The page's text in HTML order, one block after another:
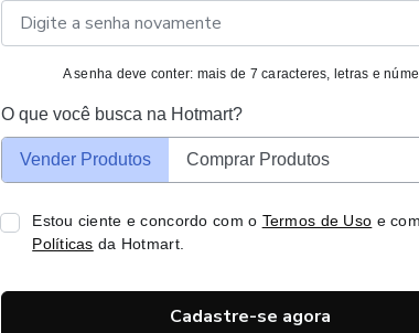
A senha deve conter: mais de 7 caracteres, letras e
O que você busca na Hotmart?
Vender Produtos Comprar Produtos
Estou ciente e concordo com o Termos de Uso e
Políticas da Hotmart.
Cadastre-se agora